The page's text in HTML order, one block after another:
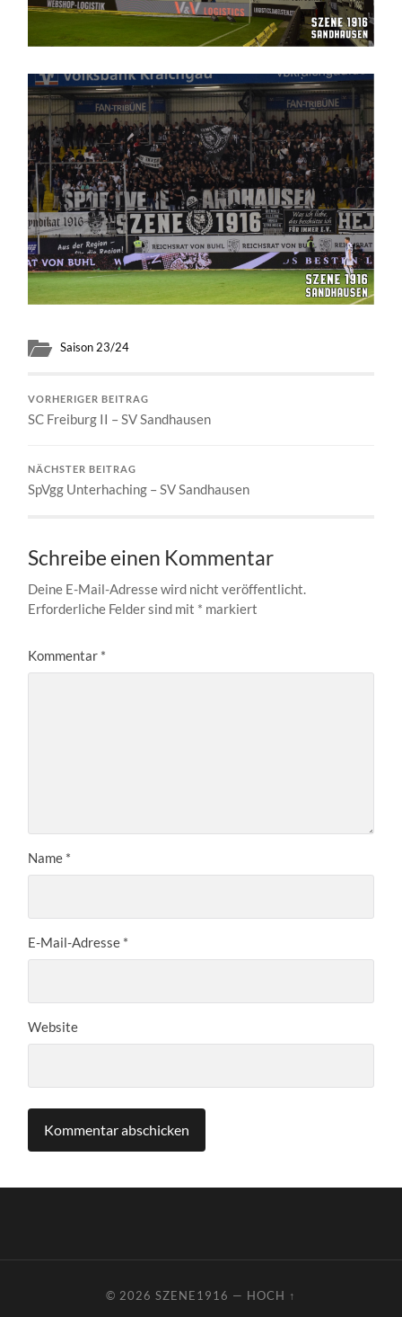
Saison 23/24
VORHERIGER BEITRAG
SC Freiburg II – SV Sandhausen
NÄCHSTER BEITRAG
SpVgg Unterhaching – SV Sandhausen
Schreibe einen Kommentar
Deine E-Mail-Adresse wird nicht veröffentlicht.
Erforderliche Felder sind mit * markiert
Kommentar *
Name *
E-Mail-Adresse *
Website
© 2026 SZENE1916 — HOCH ↑